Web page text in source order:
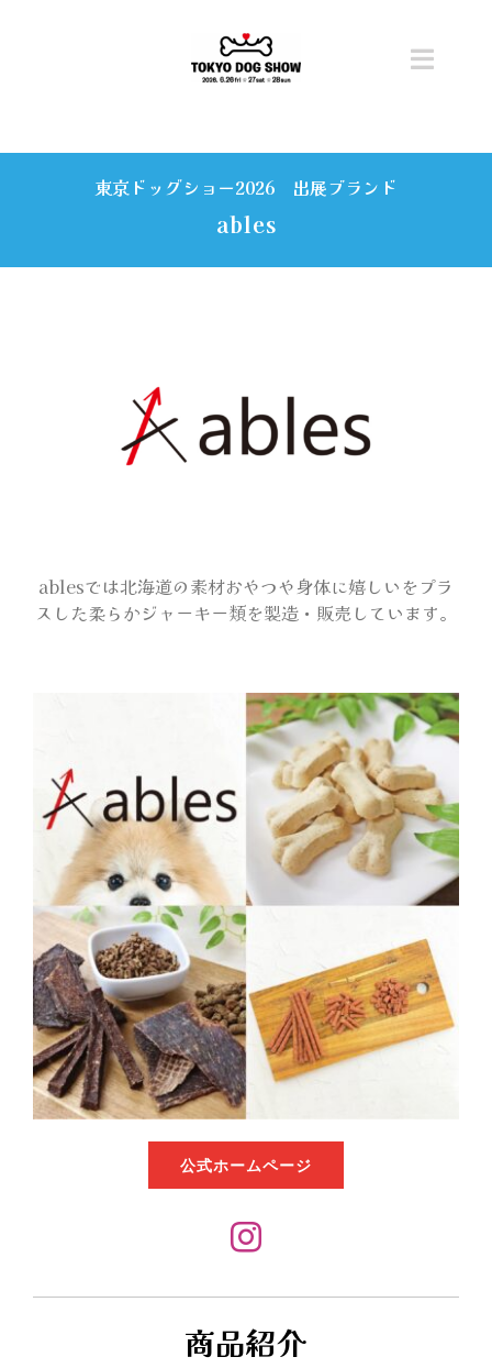
開催概要
ニュース
コンテンツ
オフィシャルグッズ
アンケートプレゼント
サンプリング
出展者一覧
メディア
ビジネスデイ
ガイドライン
ご出展
東京ドッグショー2026 出展ブランド
ables
ablesでは北海道の素材おやつや身体に嬉しいをプラ
スした柔らかジャーキー類を製造・販売しています。
公式ホームページ
商品紹介